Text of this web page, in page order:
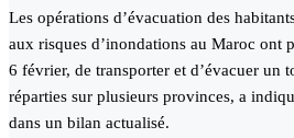
Les opérations d’évacuation des
aux risques d’inondations au Maroc ont
6 février, de transporter et d’évacuer un
réparties sur plusieurs provinces, a
dans un bilan actualisé.